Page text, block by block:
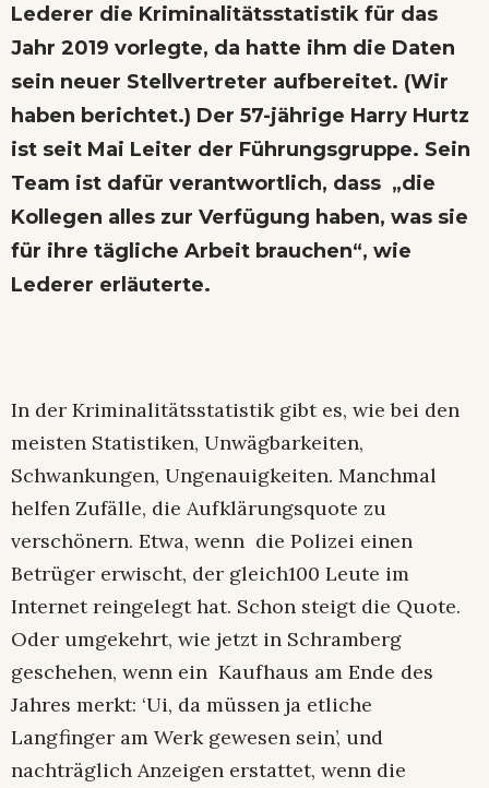
Lederer die Kriminalitätsstatistik für das
Jahr 2019 vorlegte, da hatte ihm die Daten
sein neuer Stellvertreter aufbereitet. (Wir
haben berichtet.) Der 57-jährige Harry Hurtz
ist seit Mai Leiter der Führungsgruppe. Sein
Team ist dafür verantwortlich, dass „die
Kollegen alles zur Verfügung haben, was sie
für ihre tägliche Arbeit brauchen“, wie
Lederer erläuterte.
In der Kriminalitätsstatistik gibt es, wie bei den
meisten Statistiken, Unwägbarkeiten,
Schwankungen, Ungenauigkeiten. Manchmal
helfen Zufälle, die Aufklärungsquote zu
verschönern. Etwa, wenn die Polizei einen
Betrüger erwischt, der gleich100 Leute im
Internet reingelegt hat. Schon steigt die Quote.
Oder umgekehrt, wie jetzt in Schramberg
geschehen, wenn ein Kaufhaus am Ende des
Jahres merkt: ‘Ui, da müssen ja etliche
Langfinger am Werk gewesen sein’, und
nachträglich Anzeigen erstattet, wenn die